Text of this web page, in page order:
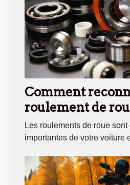
Comment
roulement de
Les roulements de roue
importantes de votre voiture